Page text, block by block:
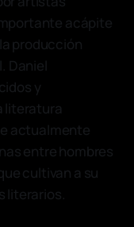
acápite
producción
Daniel
y
literatura
actualmente
entre hombres
cultivan a su
literarios.